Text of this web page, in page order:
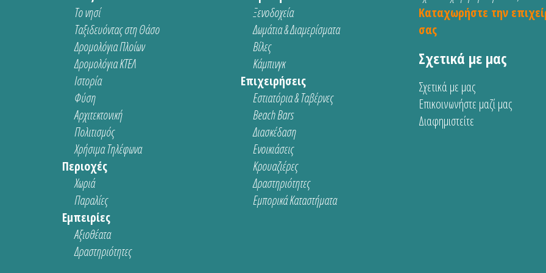
Το νησί
Ταξιδευόντας στη Θάσο
Δρομολόγια Πλοίων
Δρομολόγια ΚΤΕΛ
Ιστορία
Φύση
Αρχιτεκτονική
Πολιτισμός
Χρήσιμα Τηλέφωνα
Περιοχές
Χωριά
Παραλίες
Εμπειρίες
Αξιοθέατα
Δραστηριότητες
Ξενοδοχεία
Δωμάτια & Διαμερίσματα
Βίλες
Κάμπινγκ
Επιχειρήσεις
Εστιατόρια & Ταβέρνες
Beach Bars
Διασκέδαση
Ενοικιάσεις
Κρουαζιέρες
Δραστηριότητες
Εμπορικά Καταστήματα
Καταχωρήστε την
σας
Σχετικά με μας
Σχετικά με μας
Επικοινωνήστε μαζί μας
Διαφημιστείτε